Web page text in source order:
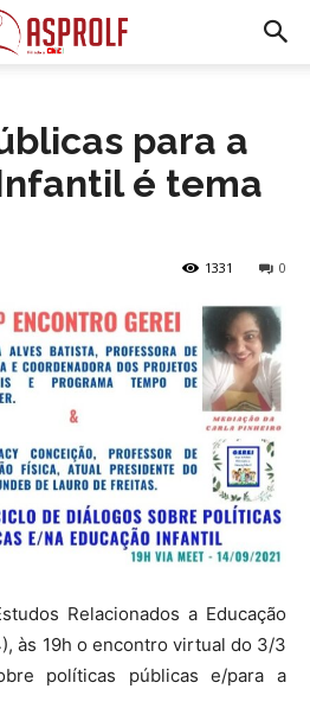
para a
é tema
0
1331
Relacionados a Educação
às 19h o encontro virtual do 3/3
políticas públicas e/para a